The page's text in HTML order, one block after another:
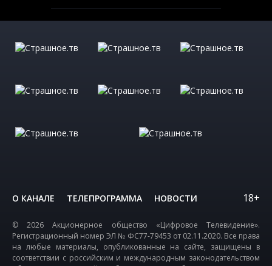
О КАНАЛЕ ТЕЛЕПРОГРАММА НОВОСТИ 18+
© 2026 Акционерное общество «Цифровое Телевидение».
Регистрационный номер ЭЛ № ФС77-79453 от 02.11.2020. Все права
на любые материалы, опубликованные на сайте, защищены в
соответствии с российским и международным законодательством